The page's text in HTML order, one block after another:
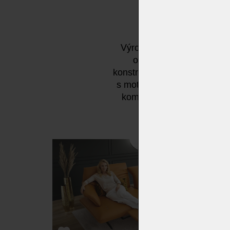
Výroční model SEVENTY
opěrka hlavy,
konstrukci opěradla
s motorizovanou opěrkou
komfortní relaxační zónu.